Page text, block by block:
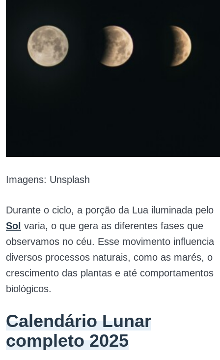
Imagens: Unsplash
Durante o ciclo, a porção da Lua iluminada pelo
Sol varia, o que gera as diferentes fases que
observamos no céu. Esse movimento influencia
diversos processos naturais, como as marés, o
crescimento das plantas e até comportamentos
biológicos.
Calendário Lunar
completo 2025